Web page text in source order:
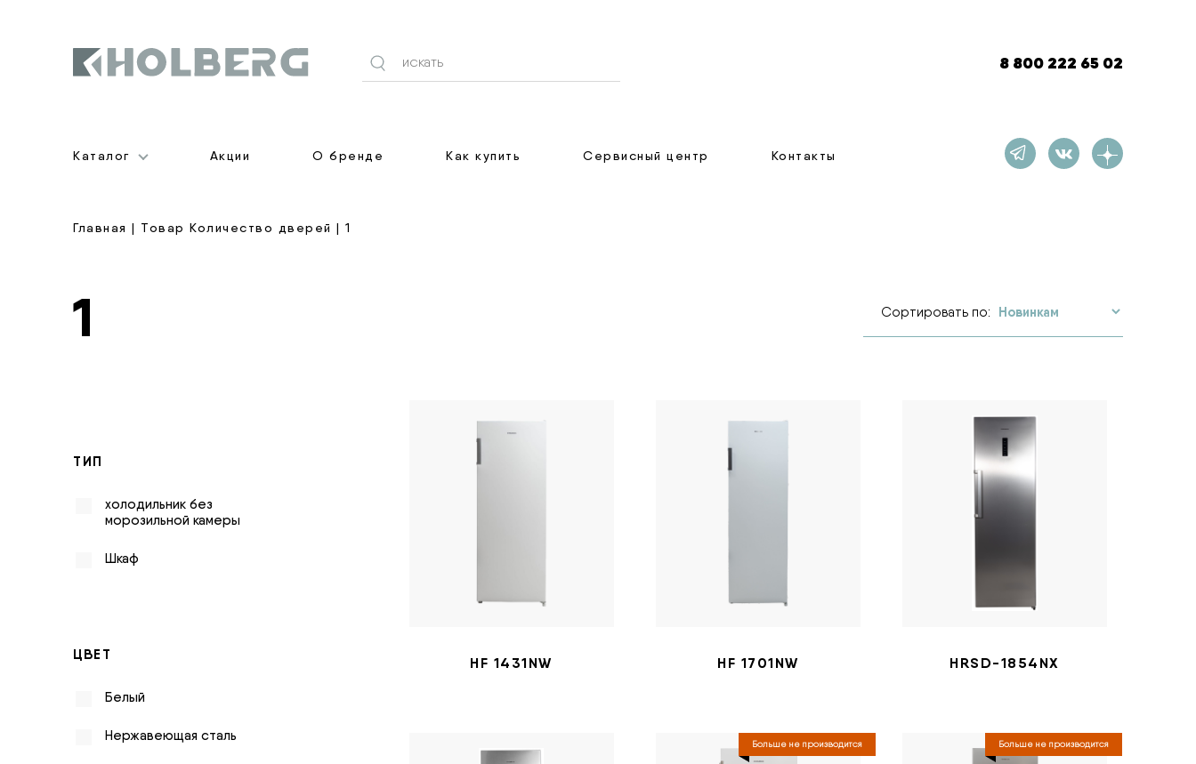
8 800 222 65 02
Каталог Акции О бренде Как купить Сервисный центр Контакты
Главная | Товар Количество дверей | 1
1
ТИП
холодильник без
морозильной камеры
Шкаф
ЦВЕТ
Белый
Нержавеющая сталь
Сортировать по:
HF 1431NW HF 1701NW HRSD-1854NX
Больше не производится Больше не производится